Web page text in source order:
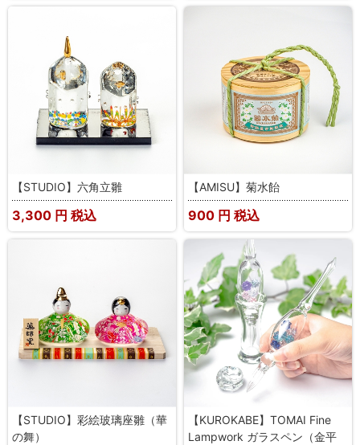
【STUDIO】六角立雛
3,300 円 税込
【AMISU】菊水飴
900 円 税込
【STUDIO】彩絵玻璃座雛（華
の舞）
【KUROKABE】TOMAI Fine
Lampwork ガラスペン（金平